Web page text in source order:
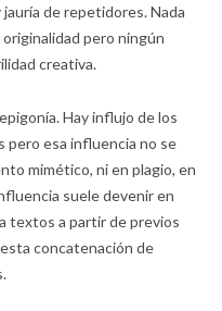
de repetidores. Nada
pero ningún
creativa.
Hay influjo de los
esa influencia no se
mimético, ni en plagio, en
suele devenir en
textos a partir de previos
concatenación de